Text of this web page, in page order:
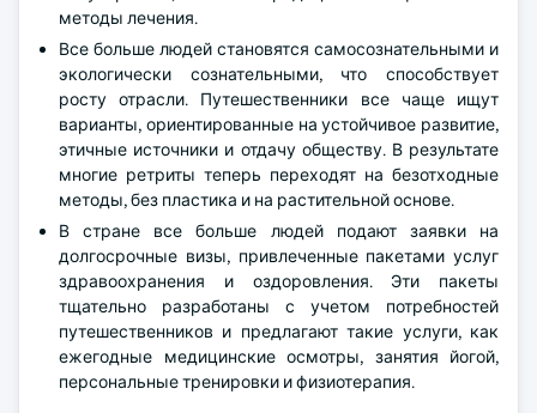
методы лечения.
Все больше людей становятся самосознательными и
экологически сознательными, что способствует
росту отрасли. Путешественники все чаще ищут
варианты, ориентированные на устойчивое развитие,
этичные источники и отдачу обществу. В результате
многие ретриты теперь переходят на безотходные
методы, без пластика и на растительной основе.
В стране все больше людей подают заявки на
долгосрочные визы, привлеченные пакетами услуг
здравоохранения и оздоровления. Эти пакеты
тщательно разработаны с учетом потребностей
путешественников и предлагают такие услуги, как
ежегодные медицинские осмотры, занятия йогой,
персональные тренировки и физиотерапия.